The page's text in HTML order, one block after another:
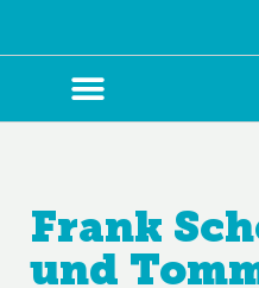
springen
Frank
und